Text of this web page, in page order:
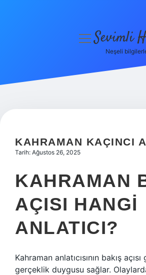
Hakkımızda
menüyüSevimli
Neşeli
KAHRAMAN KAÇINCI
Tarih: Ağustos 26, 2025
KAHRAMAN
AÇISI HANGI
ANLATICI?
Kahraman anlatıcısının bakış
gerçeklik duygusu sağlar.